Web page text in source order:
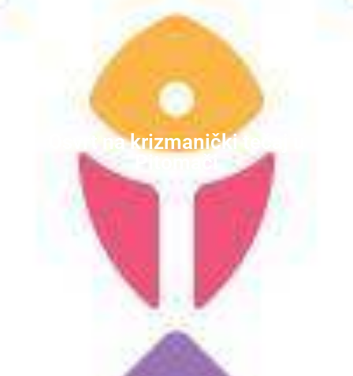
Osvrt na krizmanički tečaj u
Pitomači